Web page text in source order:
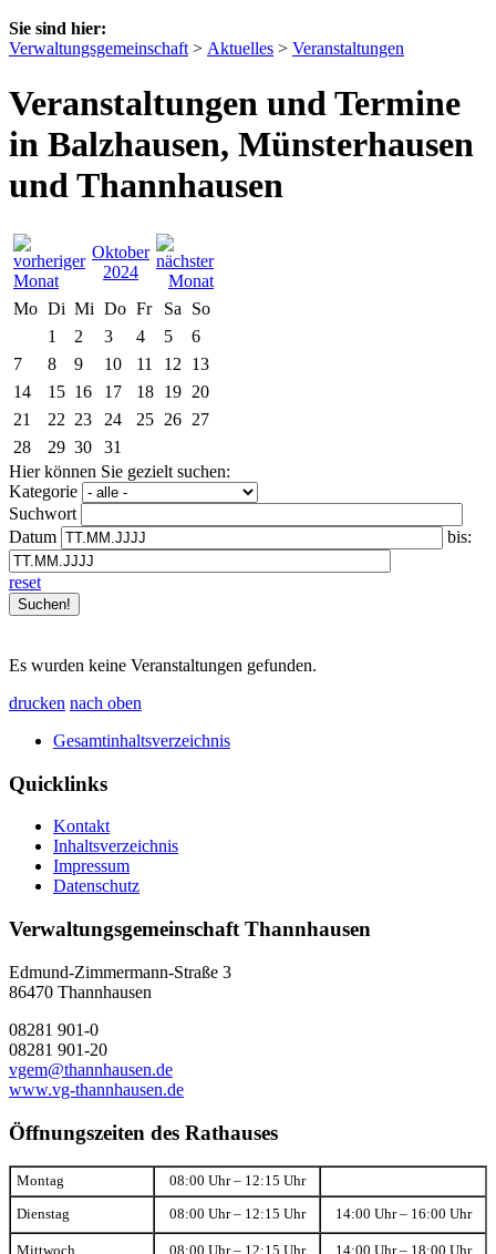
Sie sind hier:
Verwaltungsgemeinschaft > Aktuelles > Veranstaltungen
Veranstaltungen und Termine
in Balzhausen, Münsterhausen
und Thannhausen
Oktober
2024
Mo Di Mi Do Fr Sa
So
1
2 3 4 5
6
7
8 9 10 11 12
13
14
15 16 17 18 19 20
21
22 23 24 25 26 27
28
29 30
31
Hier können Sie gezielt suchen:
Kategorie
Suchwort
Datum
bis:
reset
Es wurden keine Veranstaltungen gefunden.
drucken nach oben
Gesamtinhaltsverzeichnis
Quicklinks
Kontakt
Inhaltsverzeichnis
Impressum
Datenschutz
Verwaltungsgemeinschaft Thannhausen
Edmund-Zimmermann-Straße 3
86470 Thannhausen
08281 901-0
08281 901-20
vgem@thannhausen.de
www.vg-thannhausen.de
Öffnungszeiten des Rathauses
Montag 08:00 Uhr – 12:15 Uhr
Dienstag 08:00 Uhr – 12:15 Uhr 14:00 Uhr – 16:00 Uhr